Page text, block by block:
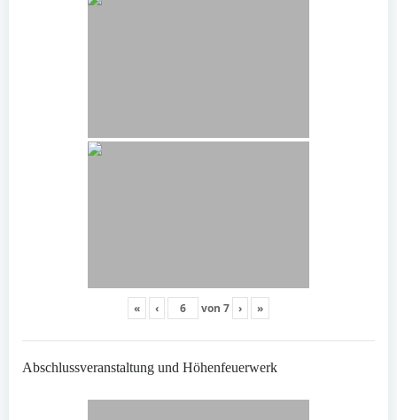
« ‹ von 7 › »
Abschlussveranstaltung und Höhenfeuerwerk